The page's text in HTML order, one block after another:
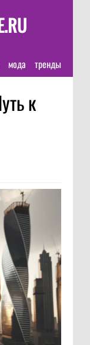
мода тренды
к